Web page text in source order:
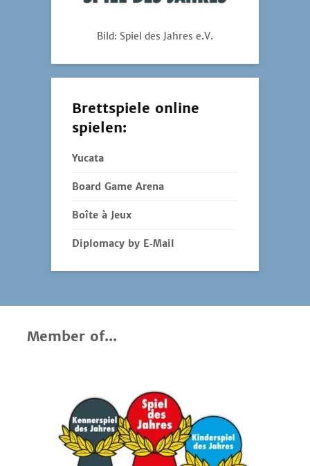
Bild: Spiel des Jahres e.V.
Brettspiele online
spielen:
Yucata
Board Game Arena
Boîte à Jeux
Diplomacy by E‑Mail
Member of...